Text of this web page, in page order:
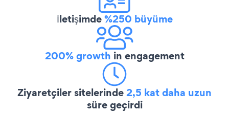
İletişimde%250 büyüme
200% growth in engagement
Ziyaretçiler sitelerinde2,5 kat daha uzun
süre geçirdi